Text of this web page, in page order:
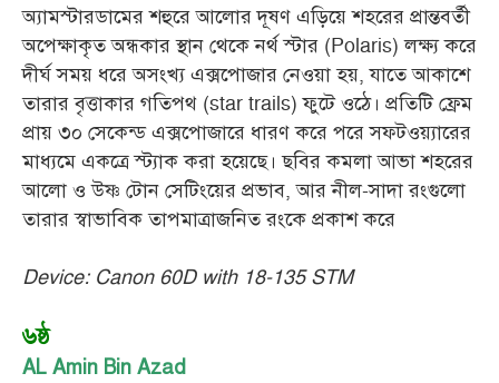
অ্যামস্টারডামের শহুরে আলোর দূষণ এড়িয়ে শহরের প্রান্তবর্তী
অপেক্ষাকৃত অন্ধকার স্থান থেকে নর্থ স্টার (Polaris) লক্ষ্য করে
দীর্ঘ সময় ধরে অসংখ্য এক্সপোজার নেওয়া হয়, যাতে আকাশে
তারার বৃত্তাকার গতিপথ (star trails) ফুটে ওঠে। প্রতিটি ফ্রেম
প্রায় ৩০ সেকেন্ড এক্সপোজারে ধারণ করে পরে সফটওয়্যারের
মাধ্যমে একত্রে স্ট্যাক করা হয়েছে। ছবির কমলা আভা শহরের
আলো ও উষ্ণ টোন সেটিংয়ের প্রভাব, আর নীল-সাদা রংগুলো
তারার স্বাভাবিক তাপমাত্রাজনিত রংকে প্রকাশ করে
Device: Canon 60D with 18-135 STM
৬ষ্ঠ
AL Amin Bin Azad